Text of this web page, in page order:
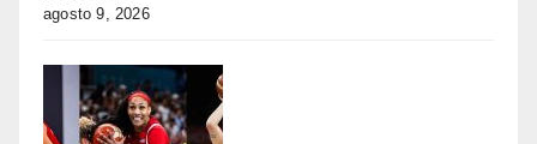
agosto 9, 2026